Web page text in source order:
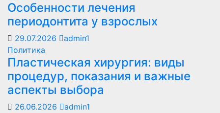
Особенности лечения
периодонтита у взрослых
29.07.2026
admin1
Политика
Пластическая хирургия: виды
процедур, показания и важные
аспекты выбора
26.06.2026
admin1